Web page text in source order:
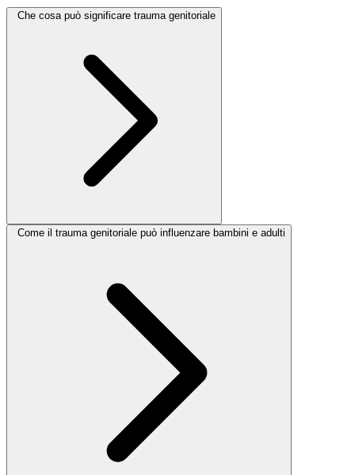
Che cosa può significare trauma genitoriale
Come il trauma genitoriale può influenzare bambini e adulti